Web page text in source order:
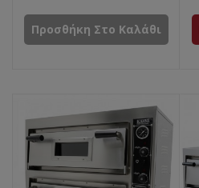
Προσθήκη Στο Καλάθι